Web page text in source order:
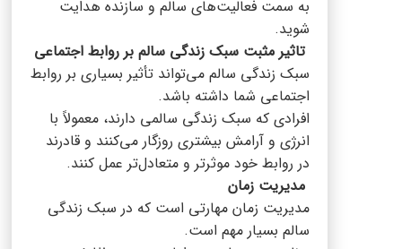
به سمت فعالیت‌های سالم و سازنده هدایت
شوید.
تاثیر مثبت سبک زندگی سالم بر روابط اجتماعی
سبک زندگی سالم می‌تواند تأثیر بسیاری بر روابط
اجتماعی شما داشته باشد.
افرادی که سبک زندگی سالمی دارند، معمولاً با
انرژی و آرامش بیشتری روزگار می‌کنند و قادرند
در روابط خود موثرتر و متعادل‌تر عمل کنند.
مدیریت زمان
مدیریت زمان مهارتی است که در سبک زندگی
سالم بسیار مهم است.